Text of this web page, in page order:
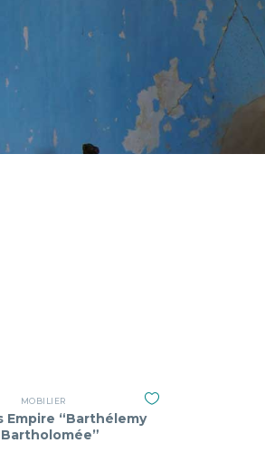
MOBILIER
Empire “Barthélemy
Bartholomée”